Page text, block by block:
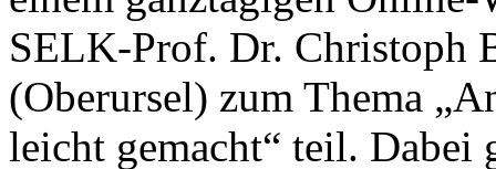
SELK-Prof. Dr. Christoph
(Oberursel) zum Thema
leicht gemacht“ teil. Dabei